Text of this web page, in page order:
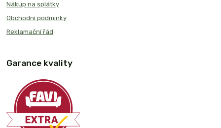
Nákup na splátky
Obchodní podmínky
Reklamační řád
Garance kvality